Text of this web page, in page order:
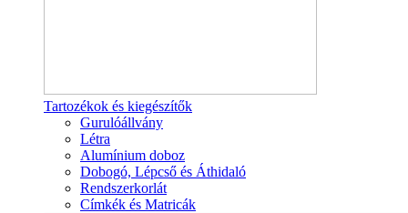
Tartozékok és kiegészítők
Gurulóállvány
Létra
Alumínium doboz
Dobogó, Lépcső és Áthidaló
Rendszerkorlát
Címkék és Matricák